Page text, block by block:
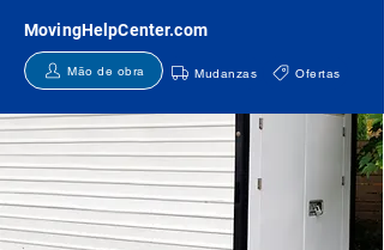
MovingHelpCenter.com
Mão de obra Mudanzas Ofertas